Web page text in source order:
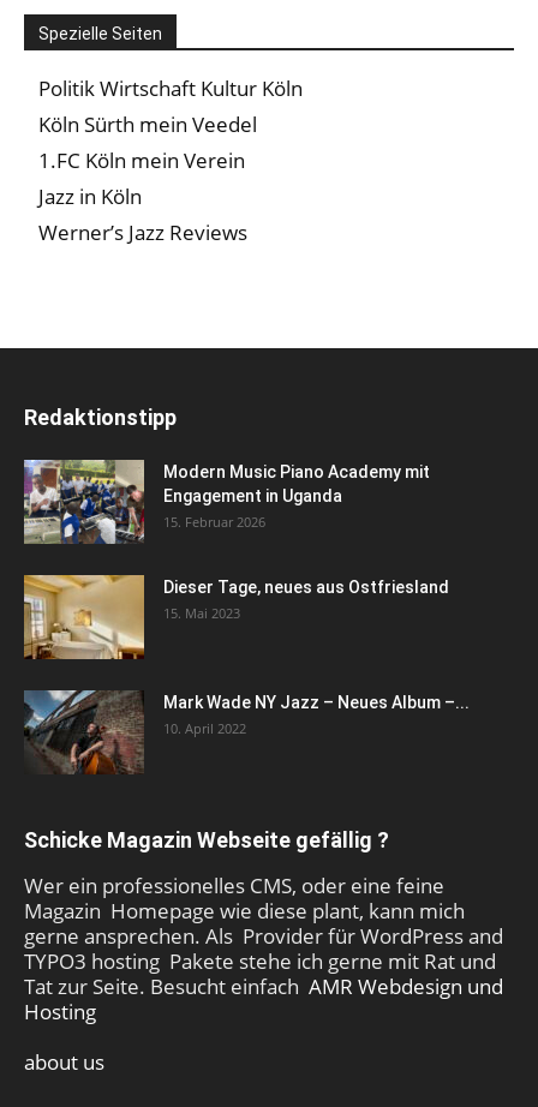
Spezielle Seiten
Politik Wirtschaft Kultur Köln
Köln Sürth mein Veedel
1.FC Köln mein Verein
Jazz in Köln
Werner’s Jazz Reviews
Redaktionstipp
Modern Music Piano Academy mit
Engagement in Uganda
15. Februar 2026
Dieser Tage, neues aus Ostfriesland
15. Mai 2023
Mark Wade NY Jazz – Neues Album –...
10. April 2022
Schicke Magazin Webseite gefällig ?
Wer ein professionelles CMS, oder eine feine
Magazin Homepage wie diese plant, kann mich
gerne ansprechen. Als Provider für WordPress and
TYPO3 hosting Pakete stehe ich gerne mit Rat und
Tat zur Seite. Besucht einfach AMR Webdesign und
Hosting
about us